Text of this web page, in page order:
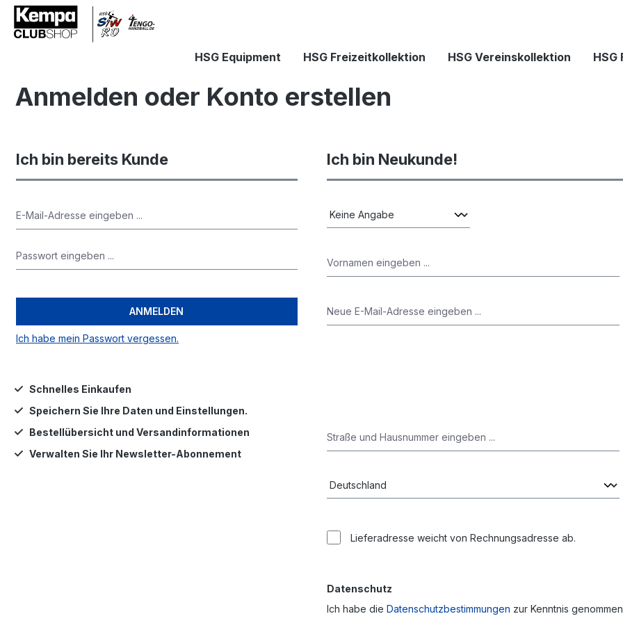
Zur Hauptnavigation springen
HSG Equipment HSG Freizeitkollektion HSG Vereinskollektion HSG
Anmelden oder Konto erstellen
Ich bin bereits Kunde
Ich habe mein Passwort vergessen.
ANMELDEN
Schnelles Einkaufen
Speichern Sie Ihre Daten und Einstellungen.
Bestellübersicht und Versandinformationen
Verwalten Sie Ihr Newsletter-Abonnement
Ich bin Neukunde!
Persönliche Informationen
Lieferadresse weicht von Rechnungsadresse ab.
Datenschutz
Ich habe die Datenschutzbestimmungen zur Kenntnis